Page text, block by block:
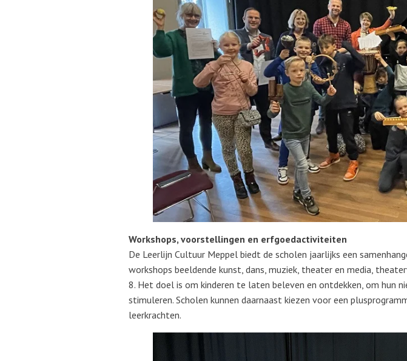
Workshops, voorstellingen en erfgoedactiviteiten
De Leerlijn Cultuur Meppel biedt de scholen jaarlijks een
workshops beeldende kunst, dans, muziek, theater en media,
8. Het doel is om kinderen te laten beleven en ontdekken, om hun
stimuleren. Scholen kunnen daarnaast kiezen voor een
leerkrachten.